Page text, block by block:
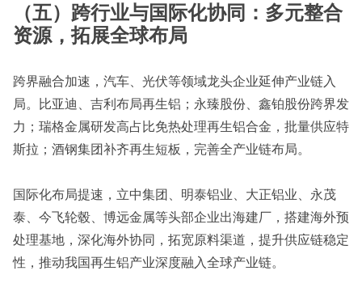
（五）跨行业与国际化协同：多元整合
资源，拓展全球布局
跨界融合加速，汽车、光伏等领域龙头企业延伸产业链入
局。比亚迪、吉利布局再生铝；永臻股份、鑫铂股份跨界发
力；瑞格金属研发高占比免热处理再生铝合金，批量供应特
斯拉；酒钢集团补齐再生短板，完善全产业链布局。
国际化布局提速，立中集团、明泰铝业、大正铝业、永茂
泰、今飞轮毂、博远金属等头部企业出海建厂，搭建海外预
处理基地，深化海外协同，拓宽原料渠道，提升供应链稳定
性，推动我国再生铝产业深度融入全球产业链。